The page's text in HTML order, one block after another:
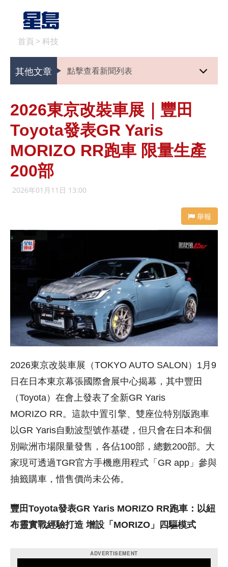
首頁 > 科技
其他文章 點擊查看新聞列表
2026東京改裝車展｜豐田
Toyota發表GR Yaris
MORIZO RR跑車 限量生產
200部
2026年01月11日 13:00
舉報
2026東京改裝車展（TOKYO AUTO SALON）1月9
日在日本東京幕張國際會展中心揭幕，其中豐田
（Toyota）在會上發表了全新GR Yaris
MORIZO RR。這款中置引擎、雙座位特別版跑車
以GR Yaris自動波型號作基礎，但只會在日本和個
別歐洲市場限量發售，各佔100部，總數200部。大
家現可透過TGR官方手機應用程式「GR app」參與
抽籤購車，惜售價尚未公佈。
豐田Toyota發表GR Yaris MORIZO RR跑車：以紐
布靈實戰經驗打造 增設「MORIZO」四驅模式